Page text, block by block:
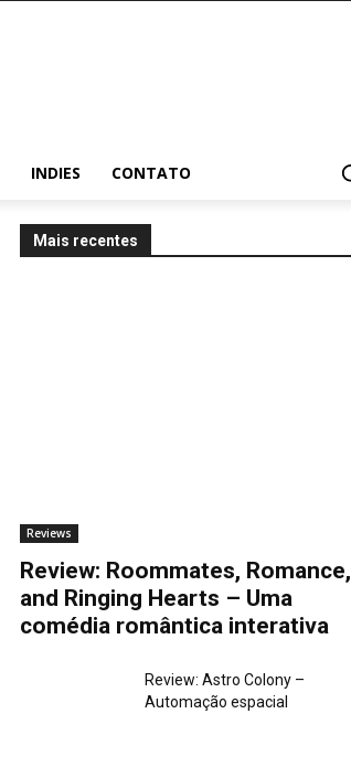
INDIES CONTATO
Mais recentes
Reviews
Review: Roommates, Romance,
and Ringing Hearts – Uma
comédia romântica interativa
Review: Astro Colony –
Automação espacial